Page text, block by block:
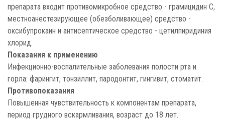
препарата входит противомикробное средство - грамицидин С,
местноанестезирующее (обезболивающее) средство -
оксибупрокаин и антисептическое средство - цетилпиридиния
хлорид.
Показания к применению
Инфекционно-воспалительные заболевания полости рта и
горла: фарингит, тонзиллит, пародонтит, гингивит, стоматит.
Противопоказания
Повышенная чувствительность к компонентам препарата,
период грудного вскармливания, возраст до 18 лет.